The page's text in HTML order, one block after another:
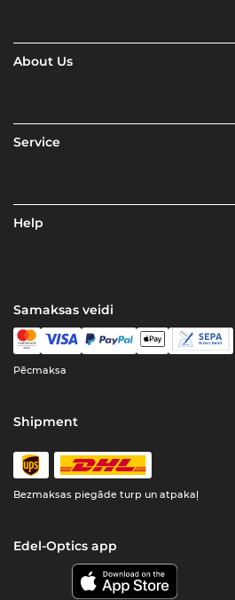
About Us
Service
Help
Samaksas veidi
Pēcmaksa
Shipment
Bezmaksas piegāde turp un atpakaļ
Edel-Optics app